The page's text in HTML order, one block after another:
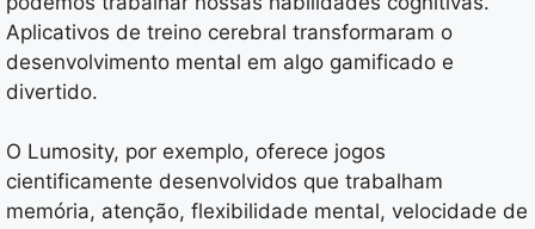
Aplicativos de treino cerebral transformaram o
desenvolvimento mental em algo gamificado e
divertido.
O Lumosity, por exemplo, oferece jogos
cientificamente desenvolvidos que trabalham
memória, atenção, flexibilidade mental, velocidade de